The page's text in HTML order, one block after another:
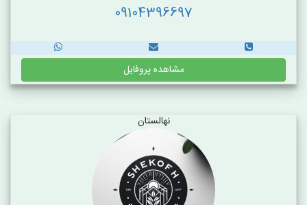
09104396697
مشاهده پروفایل
نهالستان